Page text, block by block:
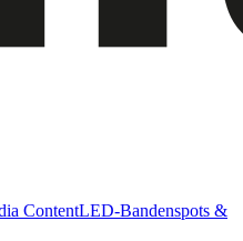
ContentLED-Bandenspots &